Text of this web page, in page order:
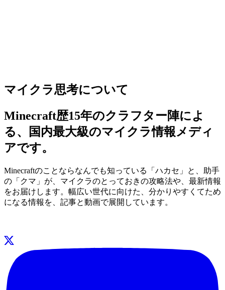
マイクラ思考について
Minecraft歴15年のクラフター陣によ
る、国内最大級のマイクラ情報メディ
アです。
Minecraftのことならなんでも知っている「ハカセ」と、助手
の「クマ」が、マイクラのとっておきの攻略法や、最新情報
をお届けします。幅広い世代に向けた、分かりやすくてため
になる情報を、記事と動画で展開しています。